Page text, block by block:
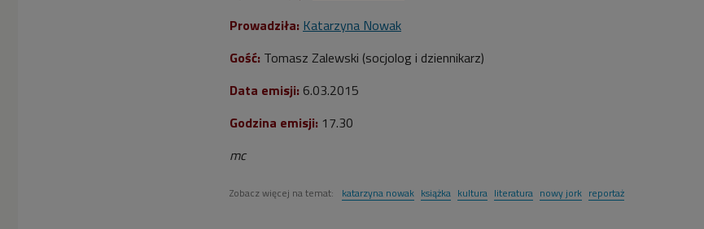
Prowadziła: Katarzyna Nowak
Gość: Tomasz Zalewski (socjolog i dziennikarz)
Data emisji: 6.03.2015
Godzina emisji: 17.30
mc
Zobacz więcej na temat: katarzyna nowak książka kultura literatura nowy jork reportaż